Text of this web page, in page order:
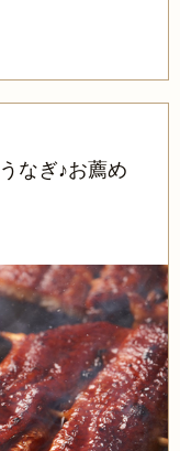
なぎ♪お薦め